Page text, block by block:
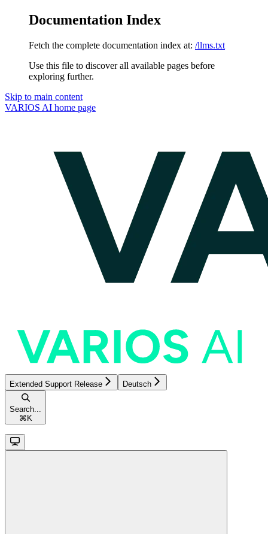
Documentation Index
Fetch the complete documentation index at: /llms.txt
Use this file to discover all available pages before
exploring further.
Skip to main content
VARIOS AI home page
Extended Support Release Deutsch
Search...
⌘ K